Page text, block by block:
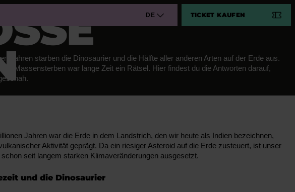
DE TICKET KAUFEN
M
Jahren starben die Dinosaurier und die Hälfte aller anderen Arten auf der Erde aus.
Massensterben war lange Zeit ein Rätsel. Hier findest du die Antworten darauf,
Jahren war die Erde in dem Landstrich, den wir heute als Indien bezeichnen,
Aktivität geprägt. Da ein riesiger Asteroid auf die Erde zusteuert, ist unser
schon seit langem starken Klimaveränderungen ausgesetzt.
und die Dinosaurier